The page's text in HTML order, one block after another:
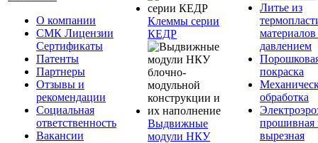
О компании
СМК Лицензии
Сертификаты
Патенты
Партнеры
Отзывы и
рекомендации
Социальная
ответственность
Вакансии
Клеммы серии
КЕДР
Выдвижные
модули НКУ
Литье из
давлением
покраска
обработка
прошивная
вырезная